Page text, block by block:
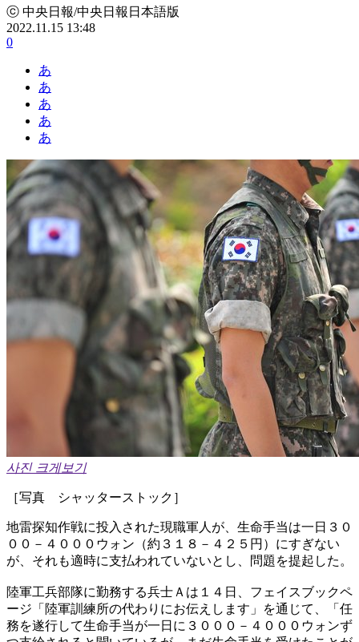
ⓒ 中央日報/中央日報日本語版
2022.11.15 13:48
0
あ
あ
あ
あ
あ
사진 크게보기
［写真 シャッターストック］
地雷探知作戦に投入された現職軍人が、生命手当は一日３０
００－４０００ウォン（約３１８－４２５円）にすぎない
が、それも適時に支払われていないとし、問題を提起した。
陸軍工兵部隊に勤務する兵士Ａは１４日、フェイスブックペ
ージ「陸軍訓練所の代わりにお伝えします」を通じて、「任
務を遂行して生命手当が一日に３０００－４０００ウォンず